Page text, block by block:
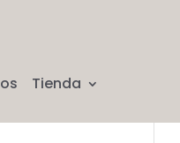
Tienda